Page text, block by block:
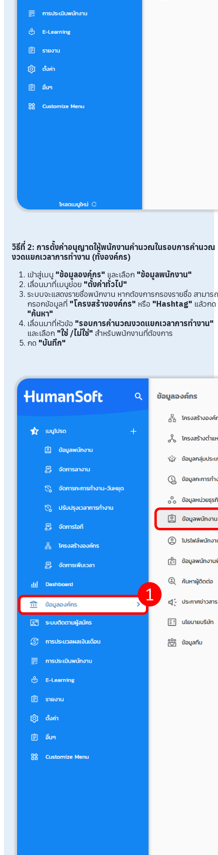
วิธีที่ 2: การตั้งค่าอนุญาตให้พนักงานคำนวณในรอบการคำนวณ
งวดแยกเวลาการทำงาน (ทั้งองค์กร)
เข้าสู่เมนู "ข้อมูลองค์กร" และเลือก "ข้อมูลพนักงาน"
เลื่อนมาที่เมนูย่อย "ตั้งค่าทั่วไป"
ระบบจะแสดงรายชื่อพนักงาน หากต้องการกรองรายชื่อ สามารถ
กรอกข้อมูลที่ "โครงสร้างองค์กร" หรือ "Hashtag" แล้วกด
"ค้นหา"
เลื่อนมาที่หัวข้อ "รอบการคำนวณงวดแยกเวลาการทำงาน"
และเลือก "ใช่ /ไม่ใช่" สำหรับพนักงานที่ต้องการ
กด "บันทึก"